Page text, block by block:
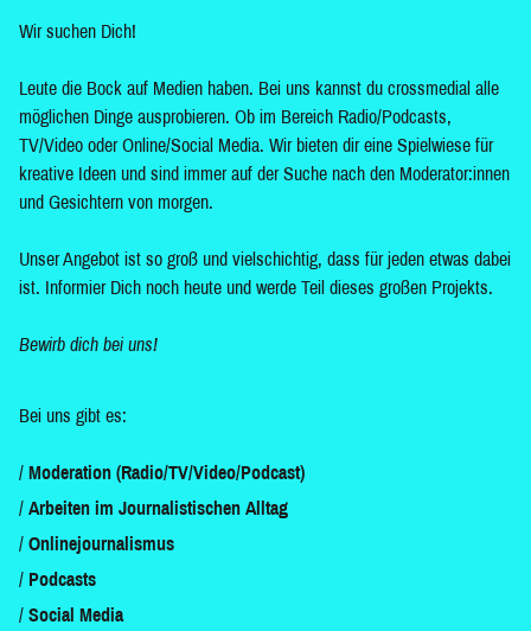
Wir suchen Dich!
Leute die Bock auf Medien haben. Bei uns kannst du crossmedial alle
möglichen Dinge ausprobieren. Ob im Bereich Radio/Podcasts,
TV/Video oder Online/Social Media. Wir bieten dir eine Spielwiese für
kreative Ideen und sind immer auf der Suche nach den Moderator:innen
und Gesichtern von morgen.
Unser Angebot ist so groß und vielschichtig, dass für jeden etwas dabei
ist. Informier Dich noch heute und werde Teil dieses großen Projekts.
Bewirb dich bei uns!
Bei uns gibt es:
Moderation (Radio/TV/Video/Podcast)
Arbeiten im Journalistischen Alltag
Onlinejournalismus
Podcasts
Social Media